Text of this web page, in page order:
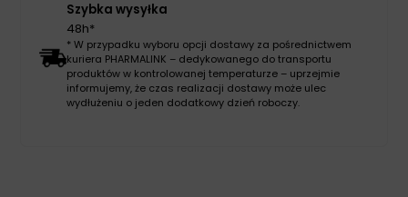
Szybka wysyłka
48h*
* W przypadku wyboru opcji dostawy za pośrednictwem
kuriera PHARMALINK – dedykowanego do transportu
produktów w kontrolowanej temperaturze – uprzejmie
informujemy, że czas realizacji dostawy może ulec
wydłużeniu o jeden dodatkowy dzień roboczy.